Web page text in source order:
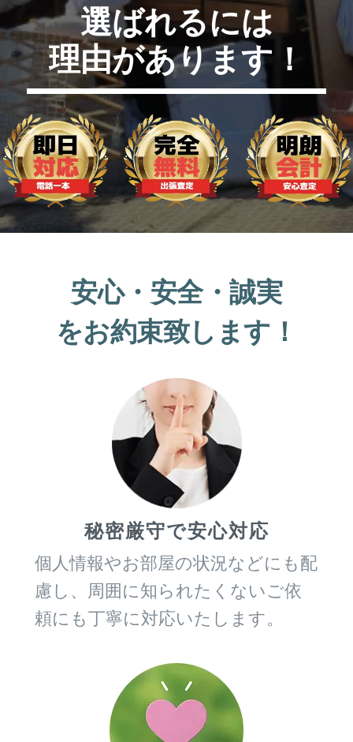
選ばれるには
理由があります！
安心・安全・誠実
をお約束致します！
秘密厳守で安心対応
個人情報やお部屋の状況などにも配
慮し、周囲に知られたくないご依
頼にも丁寧に対応いたします。